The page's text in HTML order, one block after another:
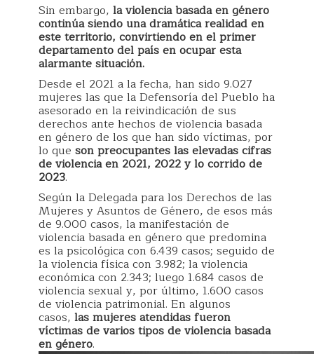
Sin embargo, la violencia basada en género
continúa siendo una dramática realidad en
este territorio, convirtiendo en el primer
departamento del país en ocupar esta
alarmante situación.
Desde el 2021 a la fecha, han sido 9.027
mujeres las que la Defensoría del Pueblo ha
asesorado en la reivindicación de sus
derechos ante hechos de violencia basada
en género de los que han sido víctimas, por
lo que son preocupantes las elevadas cifras
de violencia en 2021, 2022 y lo corrido de
2023.
Según la Delegada para los Derechos de las
Mujeres y Asuntos de Género, de esos más
de 9.000 casos, la manifestación de
violencia basada en género que predomina
es la psicológica con 6.439 casos; seguido de
la violencia física con 3.982; la violencia
económica con 2.343; luego 1.684 casos de
violencia sexual y, por último, 1.600 casos
de violencia patrimonial. En algunos
casos, las mujeres atendidas fueron
víctimas de varios tipos de violencia basada
en género.